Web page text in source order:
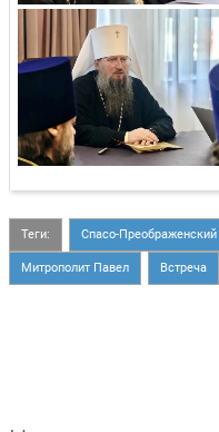
Теги: Спасо-
Митрополит Павел Встреча